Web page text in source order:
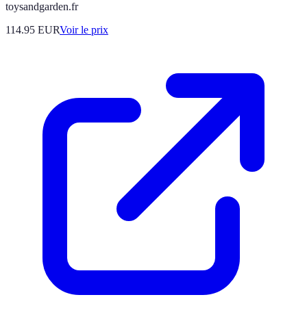
toysandgarden.fr
114.95 EURVoir le prix